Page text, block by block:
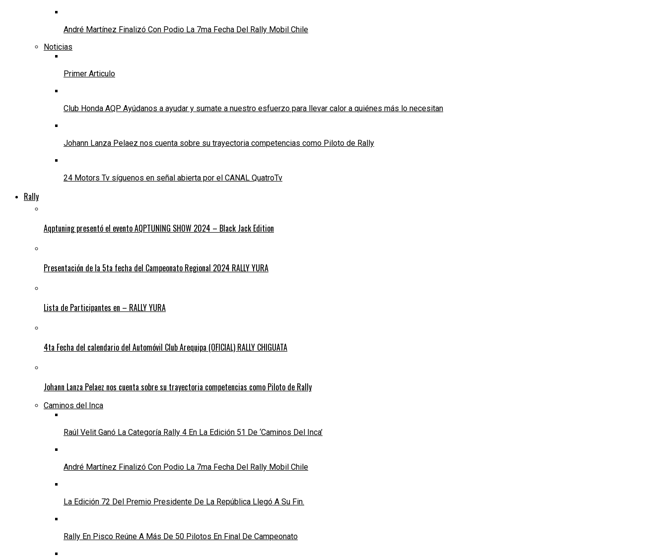
André Martínez Finalizó Con Podio La 7ma Fecha Del Rally Mobil Chile
Noticias
Primer Articulo
Club Honda AQP Ayúdanos a ayudar y sumate a nuestro esfuerzo para llevar calor a quiénes más lo necesitan
Johann Lanza Pelaez nos cuenta sobre su trayectoria competencias como Piloto de Rally
24 Motors Tv síguenos en señal abierta por el CANAL QuatroTv
Rally
Aqptuning presentó el evento AQPTUNING SHOW 2024 – Black Jack Edition
Presentación de la 5ta fecha del Campeonato Regional 2024 RALLY YURA
Lista de Participantes en – RALLY YURA
4ta Fecha del calendario del Automóvil Club Arequipa (OFICIAL) RALLY CHIGUATA
Johann Lanza Pelaez nos cuenta sobre su trayectoria competencias como Piloto de Rally
Caminos del Inca
Raúl Velit Ganó La Categoría Rally 4 En La Edición 51 De ‘Caminos Del Inca’
André Martínez Finalizó Con Podio La 7ma Fecha Del Rally Mobil Chile
La Edición 72 Del Premio Presidente De La República Llegó A Su Fin.
Rally En Pisco Reúne A Más De 50 Pilotos En Final De Campeonato